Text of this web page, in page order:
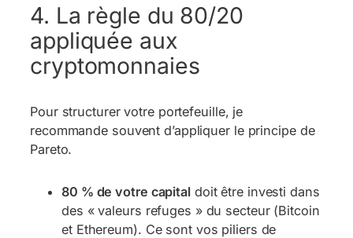
4. La règle du 80/20
appliquée aux
cryptomonnaies
Pour structurer votre portefeuille, je
recommande souvent d’appliquer le principe de
Pareto.
80 % de votre capitaldoit être investi dans
des « valeurs refuges » du secteur (Bitcoin
et Ethereum). Ce sont vos piliers de